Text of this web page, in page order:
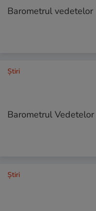
Barometrul vedetelor
Ştiri
Barometrul Vedetelor
Ştiri